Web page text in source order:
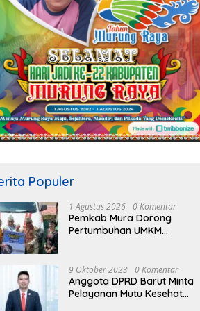
Populer
1 Agustus 2026 0 Komentar
Pemkab Mura Dorong
Pertumbuhan UMKM
9 Oktober 2023 0 Komentar
Anggota DPRD Barut Minta
Pelayanan Mutu Kesehatan